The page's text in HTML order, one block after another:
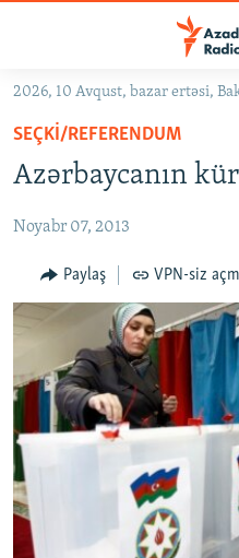
Əsas
qayıt
Əsas
naviqasiyaya
qayıt
GÜNDƏM
#İZAHLA
KORRUPSIOMETR
#ƏSLINDƏ
FƏRQƏ BAX
QANUNI DOĞRU
ARAŞDIRMA
MULTIMEDIA
VIDEO
FOTOQALEREYA
KARIKATURA
RADIO ARXIV
AZƏRBAYCAN ƏDƏBIYYATI
İSLAM VƏ DEMOKRATIYA
HAQQIMIZDA
PEŞƏ ETIKASI VƏ JURNALISTIKA
BIZI IZLƏ
2026, 10 Avqust, bazar ertəsi,
SEÇKI/REFERENDUM
Azərbaycanın
Noyabr 07, 2013
Paylaş VPN-siz